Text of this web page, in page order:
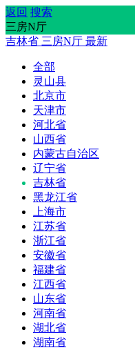
返回 搜索
三房N厅
吉林省 三房N厅 最新
全部
灵山县
北京市
天津市
河北省
山西省
内蒙古自治区
辽宁省
吉林省
黑龙江省
上海市
江苏省
浙江省
安徽省
福建省
江西省
山东省
河南省
湖北省
湖南省